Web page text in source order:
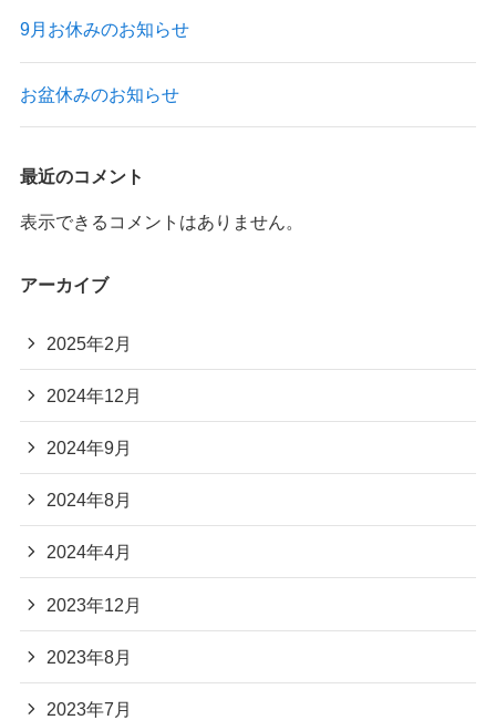
9月お休みのお知らせ
お盆休みのお知らせ
最近のコメント
表示できるコメントはありません。
アーカイブ
2025年2月
2024年12月
2024年9月
2024年8月
2024年4月
2023年12月
2023年8月
2023年7月